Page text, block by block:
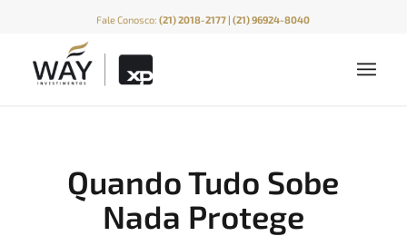
Fale Conosco:(21) 2018-2177 | (21) 96924-8040
Quando Tudo Sobe
Nada Protege